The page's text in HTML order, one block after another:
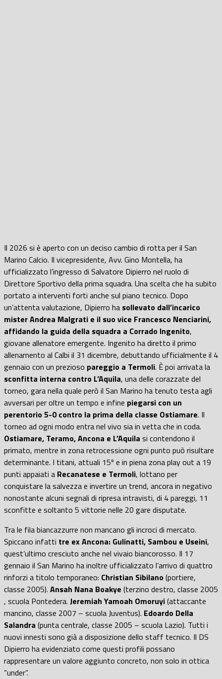
Il 2026 si è aperto con un deciso cambio di rotta per il San
Marino Calcio. Il vicepresidente, Avv. Gino Montella, ha
ufficializzato l’ingresso di Salvatore Dipierro nel ruolo di
Direttore Sportivo della prima squadra. Una scelta che ha subito
portato a interventi forti anche sul piano tecnico. Dopo
un’attenta valutazione, Dipierro ha sollevato dall’incarico
mister Andrea Malgrati e il suo vice Francesco Nenciarini,
affidando la guida della squadra a Corrado Ingenito,
giovane allenatore emergente. Ingenito ha diretto il primo
allenamento al Calbi il 31 dicembre, debuttando ufficialmente il 4
gennaio con un prezioso pareggio a Termoli. È poi arrivata la
sconfitta interna contro L’Aquila, una delle corazzate del
torneo, gara nella quale però il San Marino ha tenuto testa agli
avversari per oltre un tempo e infine piegarsi con un
perentorio 5-0 contro la prima della classe Ostiamare. Il
torneo ad ogni modo entra nel vivo sia in vetta che in coda.
Ostiamare, Teramo, Ancona e L’Aquila si contendono il
primato, mentre in zona retrocessione ogni punto può risultare
determinante. I titani, attuali 15º e in piena zona play out a 19
punti appaiati a Recanatese e Termoli, lottano per
conquistare la salvezza e invertire un trend, ancora in negativo
nonostante alcuni segnali di ripresa intravisti, di 4 pareggi, 11
sconfitte e soltanto 5 vittorie nelle 20 gare disputate.
Tra le fila biancazzurre non mancano gli incroci di mercato.
Spiccano infatti tre ex Ancona: Gulinatti, Sambou e Useini,
quest’ultimo cresciuto anche nel vivaio biancorosso. Il 17
gennaio il San Marino ha inoltre ufficializzato l’arrivo di quattro
rinforzi a titolo temporaneo: Christian Sibilano(portiere,
classe 2005). Ansah Nana Boakye (terzino destro, classe 2005
, scuola Pontedera. Jeremiah Yamoah Omoruyi(attaccante
mancino, classe 2007 – scuola Juventus). Edoardo Della
Salandra (punta centrale, classe 2005 – scuola Lazio). Tutti i
nuovi innesti sono già a disposizione dello staff tecnico. Il DS
Dipierro ha evidenziato come questi profili possano
rappresentare un valore aggiunto concreto, non solo in ottica
“under”.